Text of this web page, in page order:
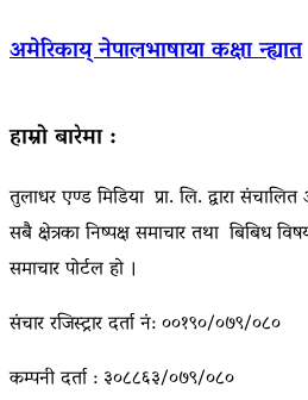
अमेरिकाय् नेपालभाषाया कक्षा न्ह्यात
हाम्रो बारेमा :
तुलाधर एण्ड मिडिया प्रा. लि. द्वारा
सबै क्षेत्रका निष्पक्ष समाचार तथा बिबिध
समाचार पोर्टल हो ।
संचार रजिस्ट्रार दर्ता नं: ००१९०/०७९/०८०
कम्पनी दर्ता : ३०८८६३/०७९/०८०